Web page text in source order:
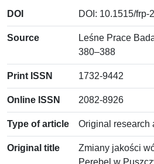
DOI DOI: 10.1515/frp-
Source
Leśne Prace
380–388
Print ISSN 1732-9442
Online ISSN 2082-8926
Type of article Original research
Original title
Zmiany jakości
Perebel w